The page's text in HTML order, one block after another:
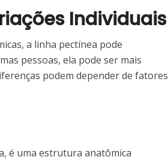
Individuais
a linha pectínea pode
pessoas, ela pode ser mais
podem depender de fatores
é uma estrutura anatômica